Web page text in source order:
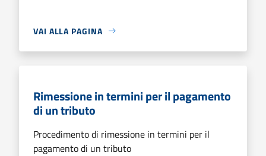
VAI ALLA PAGINA
Rimessione in termini per il pagamento
di un tributo
Procedimento di rimessione in termini per il
pagamento di un tributo